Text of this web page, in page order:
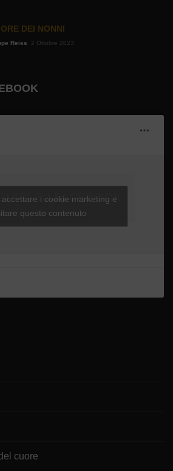
DEI NONNI
Reiss 2 Ottobre 2023
SU FACEBOOK
i cookie marketing e
questo contenuto
cuore